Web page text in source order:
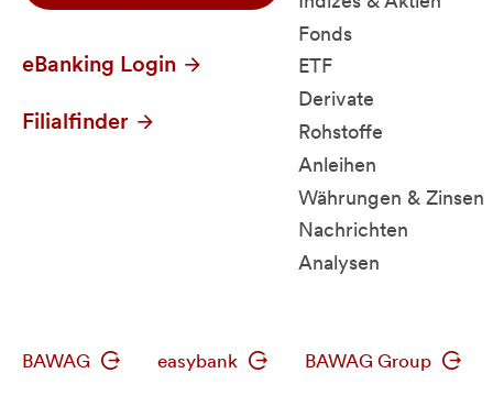
eBanking Login
Filialfinder
Fonds
ETF
Derivate
Rohstoffe
Anleihen
Währungen & Zinsen
Nachrichten
Analysen
BAWAG easybank BAWAG Group